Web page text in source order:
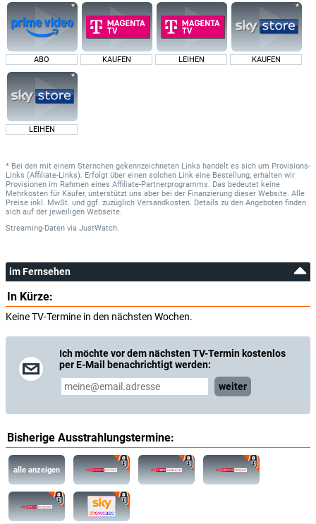
ABO KAUFEN LEIHEN KAUFEN
LEIHEN
* Bei den mit einem Sternchen gekennzeichneten Links handelt es sich um Provisions-
Links (Affiliate-Links). Erfolgt über einen solchen Link eine Bestellung, erhalten wir
Provisionen im Rahmen eines Affiliate-Partnerprogramms. Das bedeutet keine
Mehrkosten für Käufer, unterstützt uns aber bei der Finanzierung dieser Website. Alle
Preise inkl. MwSt. und ggf. zuzüglich Versandkosten. Details zu den Angeboten finden
sich auf der jeweiligen Webseite.
Streaming-Daten via JustWatch.
im Fernsehen
In Kürze:
Keine TV-Termine in den nächsten Wochen.
Ich möchte vor dem nächsten TV-Termin kostenlos
per E-Mail benachrichtigt werden:
weiter
Bisherige Ausstrahlungstermine:
alle anzeigen